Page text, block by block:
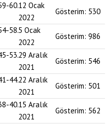
60.12 Ocak
2022
Gösterim: 530
58.5 Ocak
2022
Gösterim: 986
53.29 Aralık
2021
Gösterim: 546
44.22 Aralık
2021
Gösterim: 501
40.15 Aralık
2021
Gösterim: 562